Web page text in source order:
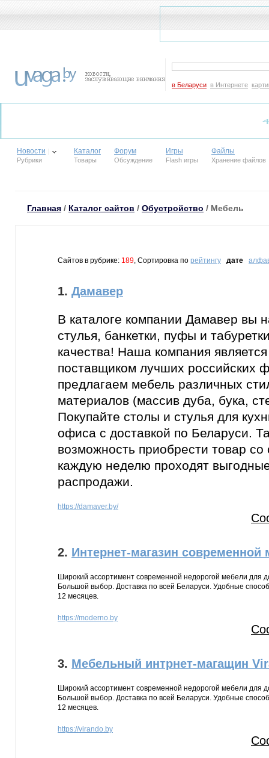
в Беларуси в Интернете
Новости
Рубрики
Каталог
Товары
Форум
Обсуждение
Игры
Flash игры
Файлы
Хранение файлов
Главная / Каталог сайтов / Обустройство / Мебель
Сайтов в рубрике: 189, Сортировка по рейтингу дате
1. Дамавер
В каталоге компании Дамавер вы
стулья, банкетки, пуфы и
качества! Наша компания
поставщиком лучших российских
предлагаем мебель различных
материалов (массив дуба, бука,
Покупайте столы и стулья для
офиса с доставкой по Беларуси.
возможность приобрести товар со
каждую неделю проходят
распродажи.
https://damaver.by/
2. Интернет-магазин современной
Широкий ассортимент современной недорогой мебели для
Большой выбор. Доставка по всей Беларуси. Удобные
12 месяцев.
https://moderno.by
3. Мебельный интрнет-магащин
Широкий ассортимент современной недорогой мебели для
Большой выбор. Доставка по всей Беларуси. Удобные
12 месяцев.
https://virando.by